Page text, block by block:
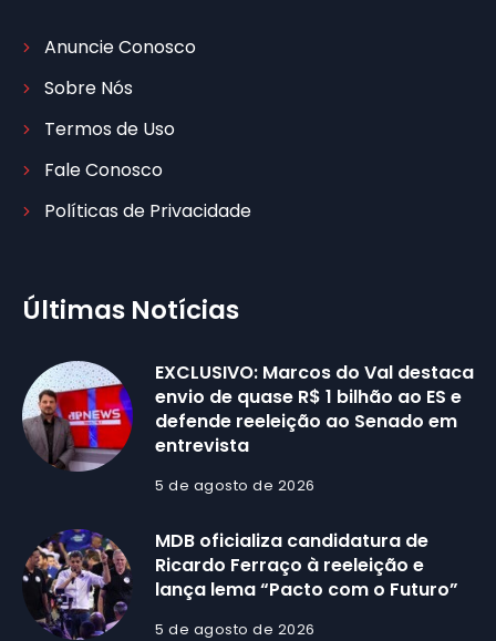
Anuncie Conosco
Sobre Nós
Termos de Uso
Fale Conosco
Políticas de Privacidade
Últimas Notícias
EXCLUSIVO: Marcos do Val destaca
envio de quase R$ 1 bilhão ao ES e
defende reeleição ao Senado em
entrevista
5 de agosto de 2026
MDB oficializa candidatura de
Ricardo Ferraço à reeleição e
lança lema “Pacto com o Futuro”
5 de agosto de 2026